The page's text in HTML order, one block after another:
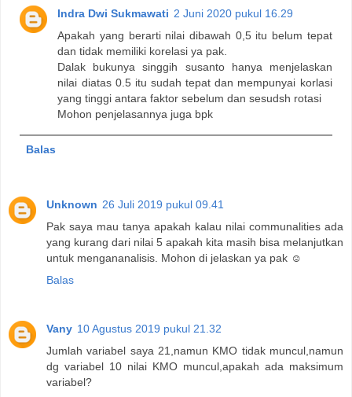
Indra Dwi Sukmawati 2 Juni 2020 pukul 16.29
Apakah yang berarti nilai dibawah 0,5 itu belum tepat
dan tidak memiliki korelasi ya pak.
Dalak bukunya singgih susanto hanya menjelaskan
nilai diatas 0.5 itu sudah tepat dan mempunyai korlasi
yang tinggi antara faktor sebelum dan sesudsh rotasi
Mohon penjelasannya juga bpk
Balas
Unknown 26 Juli 2019 pukul 09.41
Pak saya mau tanya apakah kalau nilai communalities ada
yang kurang dari nilai 5 apakah kita masih bisa melanjutkan
untuk mengananalisis. Mohon di jelaskan ya pak ☺️
Balas
Vany 10 Agustus 2019 pukul 21.32
Jumlah variabel saya 21,namun KMO tidak muncul,namun
dg variabel 10 nilai KMO muncul,apakah ada maksimum
variabel?